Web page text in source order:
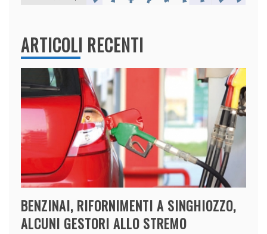
ARTICOLI RECENTI
BENZINAI, RIFORNIMENTI A SINGHIOZZO,
ALCUNI GESTORI ALLO STREMO